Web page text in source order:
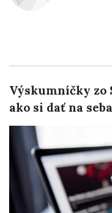
Výskumníčky zo
ako si dať na